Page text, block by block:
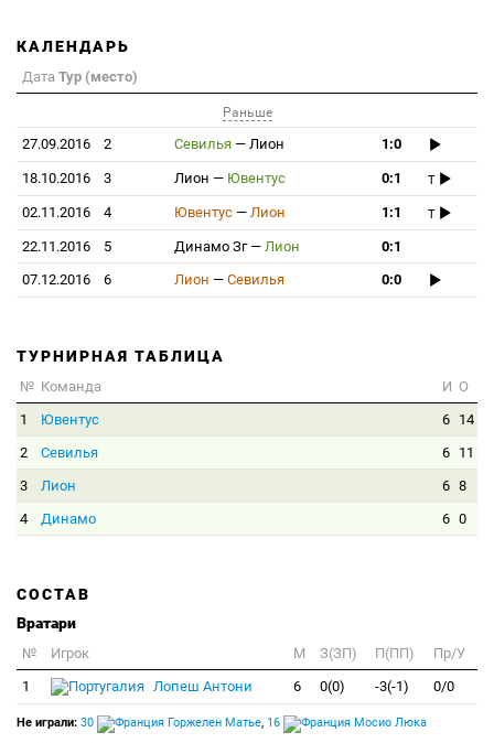
КАЛЕНДАРЬ
Дата Тур (место)
Раньше
27.09.2016 2 Севилья — Лион 1:0
18.10.2016 3 Лион — Ювентус 0:1 T
02.11.2016 4 Ювентус — Лион 1:1 T
22.11.2016 5 Динамо Зг— Лион
0:1
07.12.2016
6 Лион — Севилья 0:0
ТУРНИРНАЯ ТАБЛИЦА
№ Команда И О
1
Ювентус 6 14
2
Севилья 6 11
3
Лион 6 8
4
Динамо 6 0
СОСТАВ
Вратари
№ Игрок M З(ЗП) П(ПП)
Пр/У
1
Лопеш Антони 6 0(0) -3(-1) 0/0
Не играли: 30 Горжелен Матье, 16 Мосио Люка